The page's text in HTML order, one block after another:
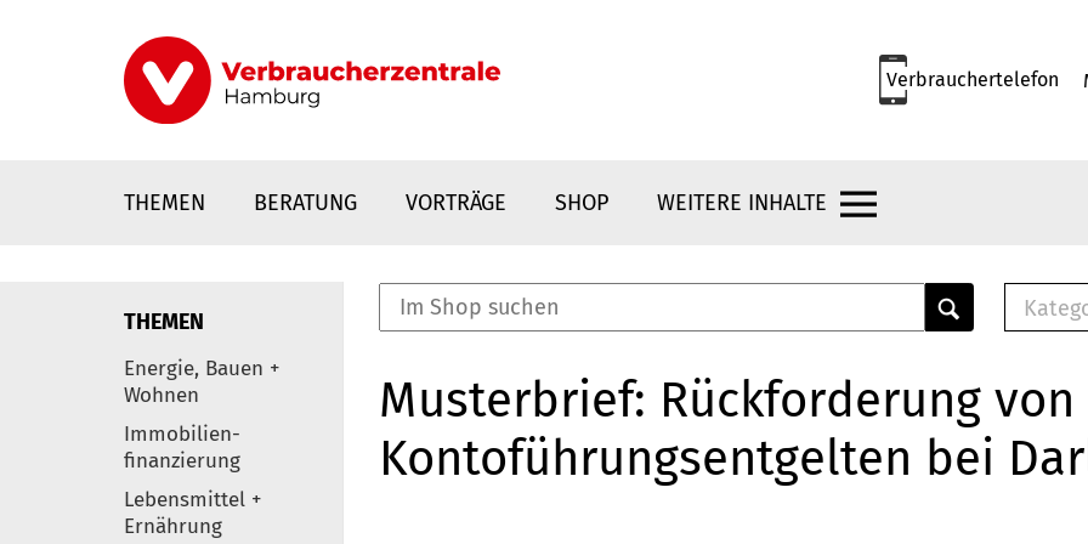
Verbrauchertelefon
THEMEN BERATUNG VORTRÄGE SHOP WEITERE INHALTE
Elemente
THEMEN
Energie, Bauen +
Wohnen
Immobilien-
finanzierung
Lebensmittel +
Ernährung
Musterbrief: Rückforderung von
Kontoführungsentgelten bei